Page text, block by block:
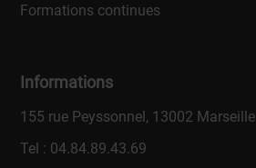
Formations continues
Informations
155 rue Peyssonnel, 13002 Marseille
Tel : 04.84.89.43.69